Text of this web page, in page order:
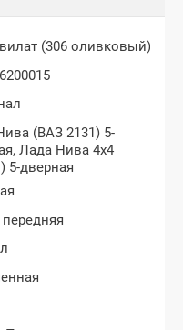
(306 оливковый)
(ВАЗ 2131) 5-
Лада Нива 4x4
5-дверная